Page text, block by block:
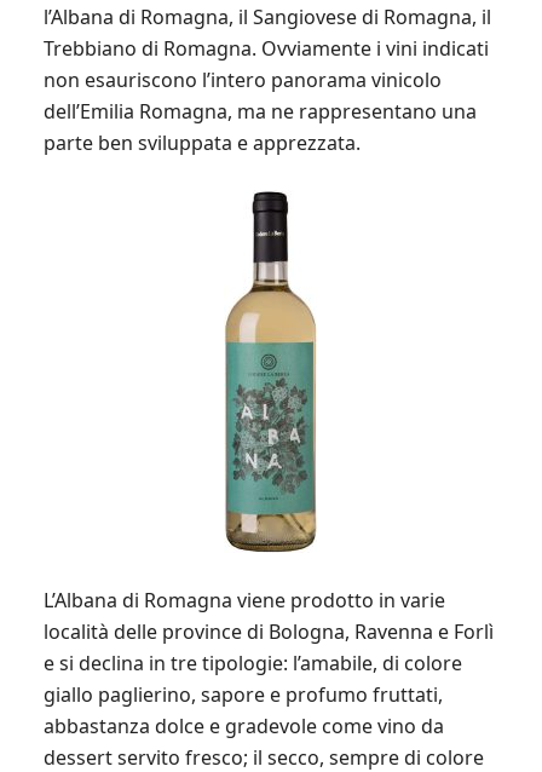
l’Albana di Romagna, il Sangiovese di Romagna, il
Trebbiano di Romagna. Ovviamente i vini indicati
non esauriscono l’intero panorama vinicolo
dell’Emilia Romagna, ma ne rappresentano una
parte ben sviluppata e apprezzata.
L’Albana di Romagna viene prodotto in varie
località delle province di Bologna, Ravenna e Forlì
e si declina in tre tipologie: l’amabile, di colore
giallo paglierino, sapore e profumo fruttati,
abbastanza dolce e gradevole come vino da
dessert servito fresco; il secco, sempre di colore